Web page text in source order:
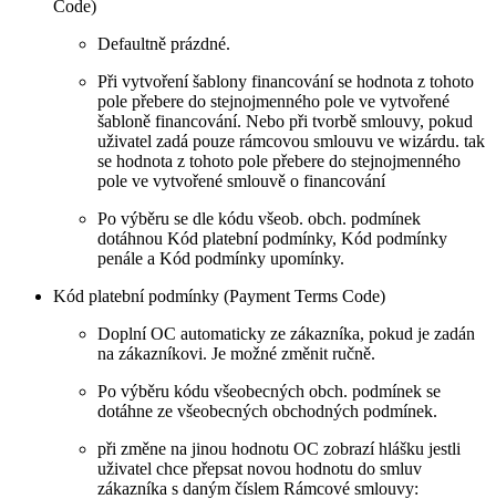
Code)
Defaultně prázdné.
Při vytvoření šablony financování se hodnota z tohoto
pole přebere do stejnojmenného pole ve vytvořené
šabloně financování. Nebo při tvorbě smlouvy, pokud
uživatel zadá pouze rámcovou smlouvu ve wizárdu. tak
se hodnota z tohoto pole přebere do stejnojmenného
pole ve vytvořené smlouvě o financování
Po výběru se dle kódu všeob. obch. podmínek
dotáhnou Kód platební podmínky, Kód podmínky
penále a Kód podmínky upomínky.
Kód platební podmínky (Payment Terms Code)
Doplní OC automaticky ze zákazníka, pokud je zadán
na zákazníkovi. Je možné změnit ručně.
Po výběru kódu všeobecných obch. podmínek se
dotáhne ze všeobecných obchodných podmínek.
při změne na jinou hodnotu OC zobrazí hlášku jestli
uživatel chce přepsat novou hodnotu do smluv
zákazníka s daným číslem Rámcové smlouvy: